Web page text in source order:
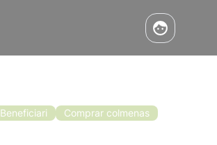
Beneficiari
Comprar colmenas